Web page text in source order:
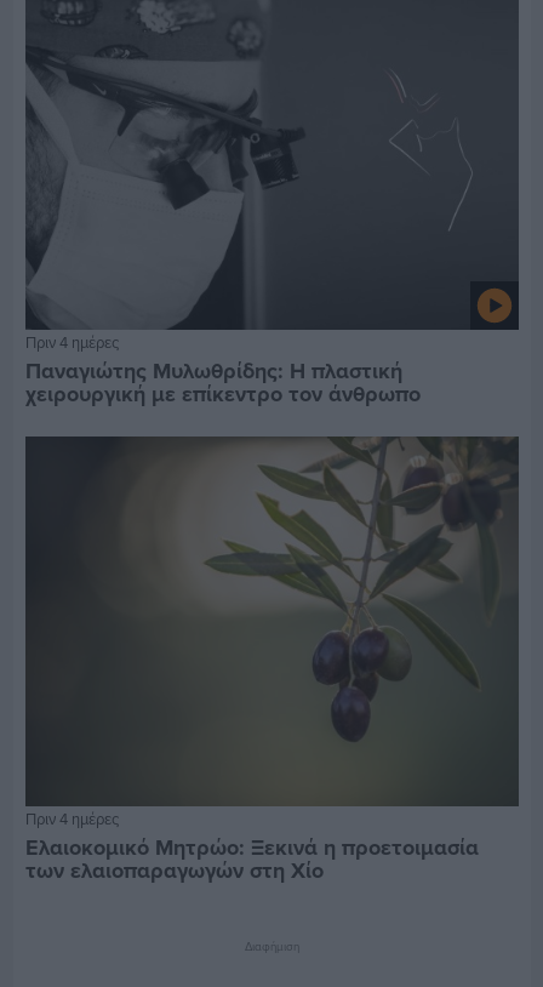
Πριν 4 ημέρες
Παναγιώτης Μυλωθρίδης: Η πλαστική
χειρουργική με επίκεντρο τον άνθρωπο
Πριν 4 ημέρες
Ελαιοκομικό Μητρώο: Ξεκινά η προετοιμασία
των ελαιοπαραγωγών στη Χίο
Διαφήμιση